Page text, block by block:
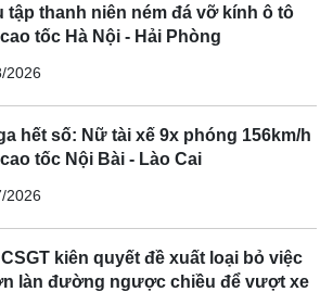
15,6 inch siêu lớn kết hợp cùng bảng
8,8 inch hiện đại, cùng với ghế trước
đến không gian nội thất sang trọng
xe giá bình dân như MG Windsor.
tập thanh niên ném đá vỡ kính ô tô
tốc Hà Nội - Hải Phòng
2026
hết số: Nữ tài xế 9x phóng 156km/h
tốc Nội Bài - Lào Cai
2026
kiên quyết đề xuất loại bỏ việc
làn đường ngược chiều để vượt xe